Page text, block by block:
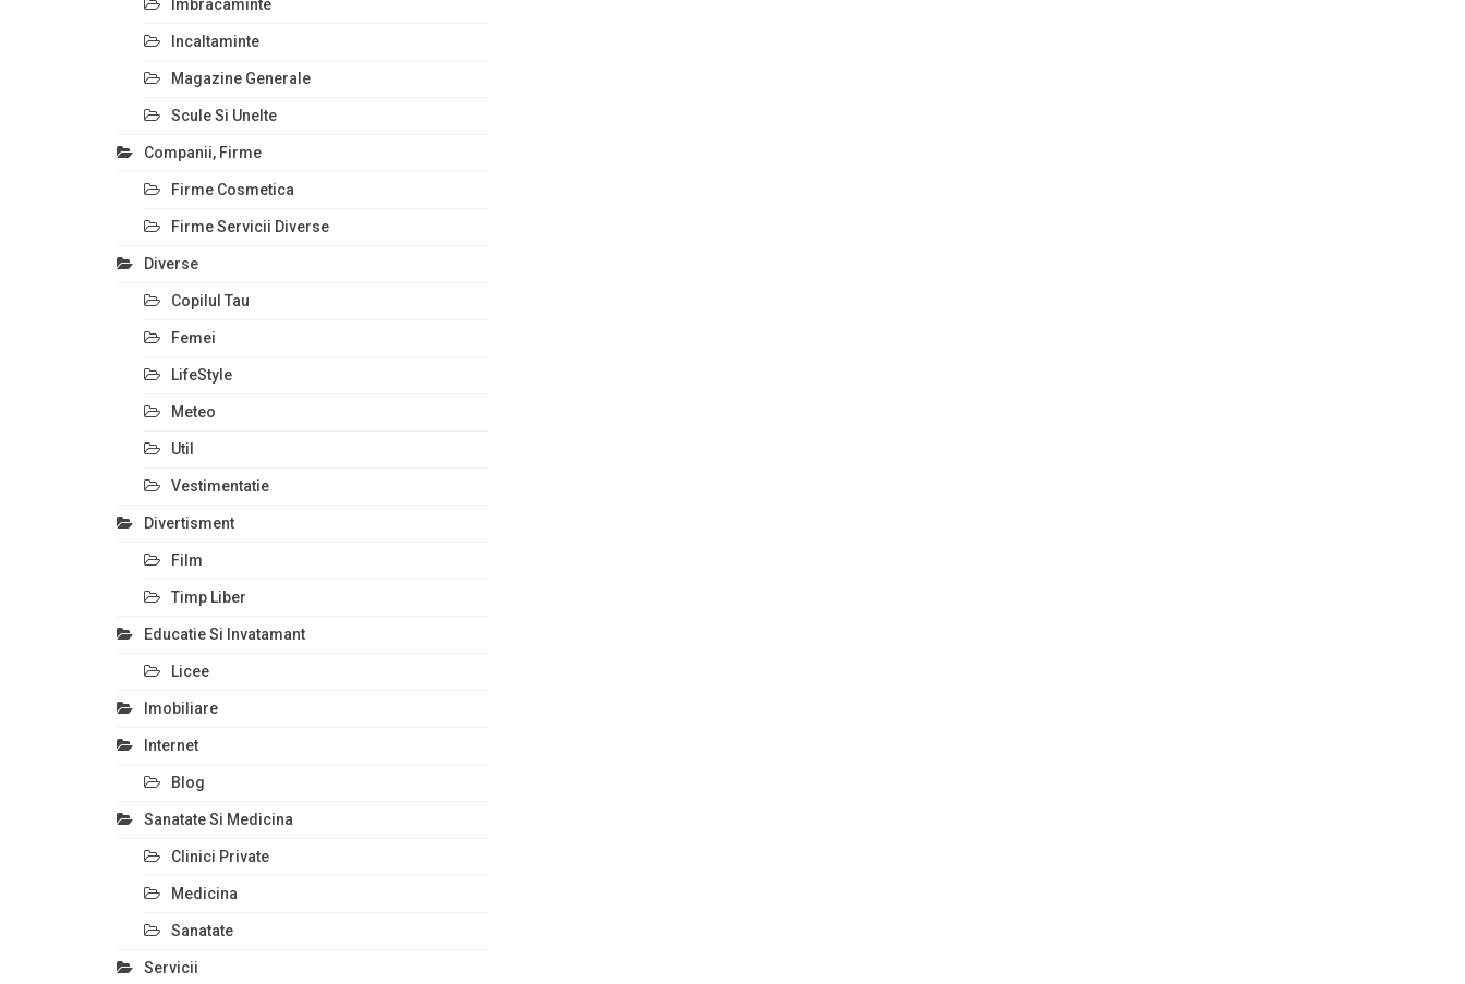
Imbracaminte
Incaltaminte
Magazine Generale
Scule Si Unelte
Companii, Firme
Firme Cosmetica
Firme Servicii Diverse
Diverse
Copilul Tau
Femei
LifeStyle
Meteo
Util
Vestimentatie
Divertisment
Film
Timp Liber
Educatie Si Invatamant
Licee
Imobiliare
Internet
Blog
Sanatate Si Medicina
Clinici Private
Medicina
Sanatate
Servicii